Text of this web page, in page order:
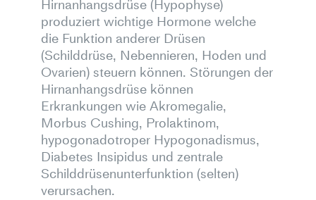
Hirnanhangsdrüse (Hypophyse)
produziert wichtige Hormone welche
die Funktion anderer Drüsen
(Schilddrüse, Nebennieren, Hoden und
Ovarien) steuern können. Störungen der
Hirnanhangsdrüse können
Erkrankungen wie Akromegalie,
Morbus Cushing, Prolaktinom,
hypogonadotroper Hypogonadismus,
Diabetes Insipidus und zentrale
Schilddrüsenunterfunktion (selten)
verursachen.